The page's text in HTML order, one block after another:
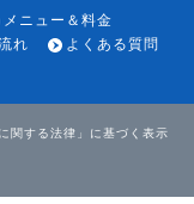
メニュー＆料金
れ
よくある質問
関する法律」に基づく表示